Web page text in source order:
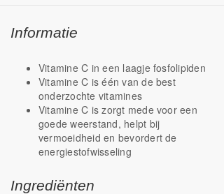
Informatie
Vitamine C in een laagje fosfolipiden
Vitamine C is één van de best
onderzochte vitamines
Vitamine C is zorgt mede voor een
goede weerstand, helpt bij
vermoeidheid en bevordert de
energiestofwisseling
Ingrediënten